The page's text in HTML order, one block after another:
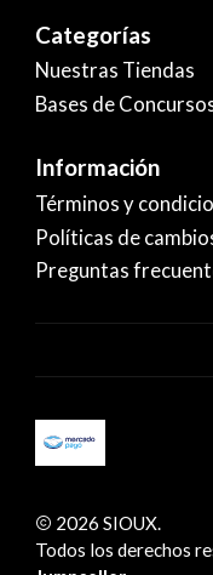
Categorías
Nuestras Tiendas
Bases de
Información
Términos y
Políticas de
Preguntas
2026 SIOUX.
Todos los derechos